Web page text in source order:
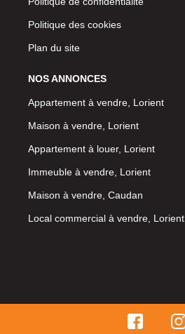
Politique des cookies
Plan du site
NOS ANNONCES
Appartement à vendre, Lorient
Maison à vendre, Lorient
Appartement à louer, Lorient
Immeuble à vendre, Lorient
Maison à vendre, Caudan
Local commercial à vendre, Lorient